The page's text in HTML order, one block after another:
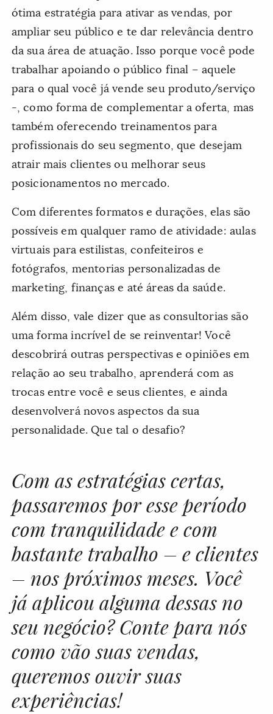
ótima estratégia para ativar as vendas, por
ampliar seu público e te dar relevância dentro
da sua área de atuação. Isso porque você pode
trabalhar apoiando o público final – aquele
para o qual você já vende seu produto/serviço
-, como forma de complementar a oferta, mas
também oferecendo treinamentos para
profissionais do seu segmento, que desejam
atrair mais clientes ou melhorar seus
posicionamentos no mercado.
Com diferentes formatos e durações, elas são
possíveis em qualquer ramo de atividade: aulas
virtuais para estilistas, confeiteiros e
fotógrafos, mentorias personalizadas de
marketing, finanças e até áreas da saúde.
Além disso, vale dizer que as consultorias são
uma forma incrível de se reinventar! Você
descobrirá outras perspectivas e opiniões em
relação ao seu trabalho, aprenderá com as
trocas entre você e seus clientes, e ainda
desenvolverá novos aspectos da sua
personalidade. Que tal o desafio?
Com as estratégias certas,
passaremos por esse período
com tranquilidade e com
bastante trabalho – e clientes
– nos próximos meses. Você
já aplicou alguma dessas no
seu negócio? Conte para nós
como vão suas vendas,
queremos ouvir suas
experiências!